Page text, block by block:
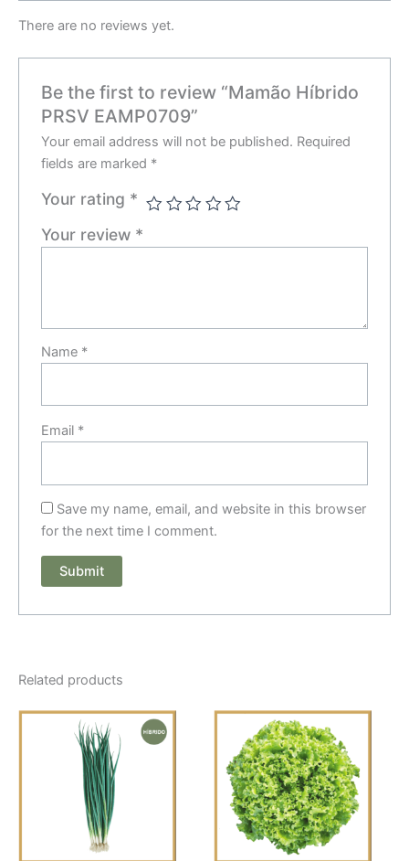
There are no reviews yet.
Be the first to review “Mamão Híbrido
PRSV EAMP0709”
Your email address will not be published. Required
fields are marked *
Your rating *
Your review *
Name *
Email *
Save my name, email, and website in this browser
for the next time I comment.
Related products